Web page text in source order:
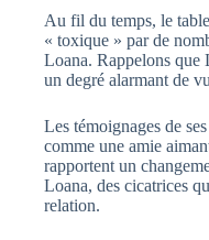
Au fil du temps, le
« toxique » par de
Loana. Rappelons que
un degré alarmant de
Les témoignages de
comme une amie
rapportent un
Loana, des cicatrices
relation.